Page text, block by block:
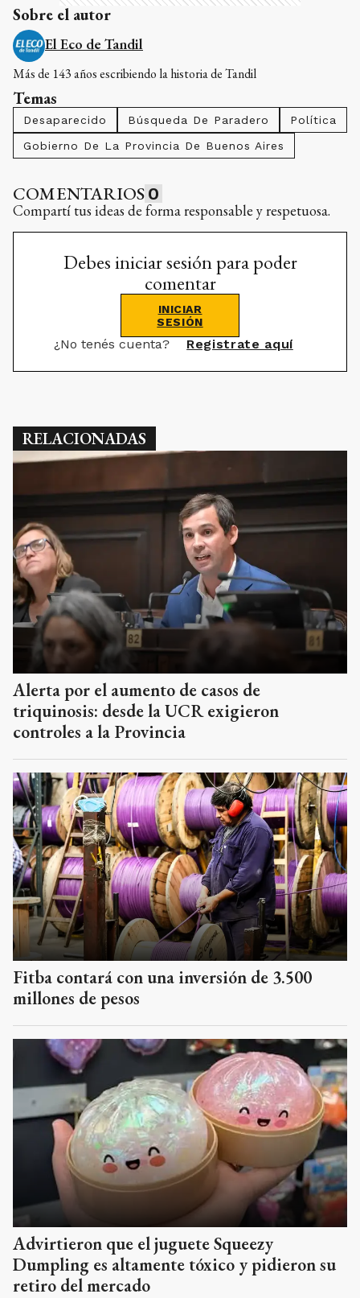
Sobre el autor
El Eco de Tandil
Más de 143 años escribiendo la historia de Tandil
Temas
Desaparecido Búsqueda De Paradero
Política
Gobierno De La Provincia De Buenos Aires
COMENTARIOS 0
Compartí tus ideas de forma responsable y respetuosa.
Debes iniciar sesión para poder
comentar
INICIAR
SESIÓN
¿No tenés cuenta? Registrate aquí
RELACIONADAS
Alerta por el aumento de casos de
triquinosis: desde la UCR exigieron
controles a la Provincia
Fitba contará con una inversión de 3.500
millones de pesos
Advirtieron que el juguete Squeezy
Dumpling es altamente tóxico y pidieron su
retiro del mercado